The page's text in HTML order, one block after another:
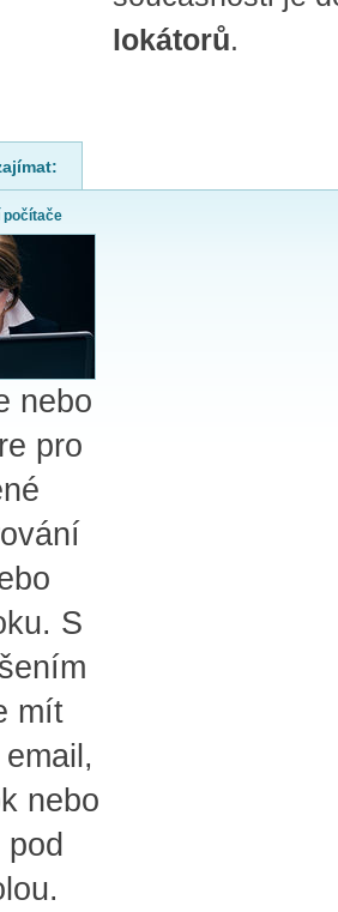
lokátorů.
počítače
nebo
pro
S
mít
nebo